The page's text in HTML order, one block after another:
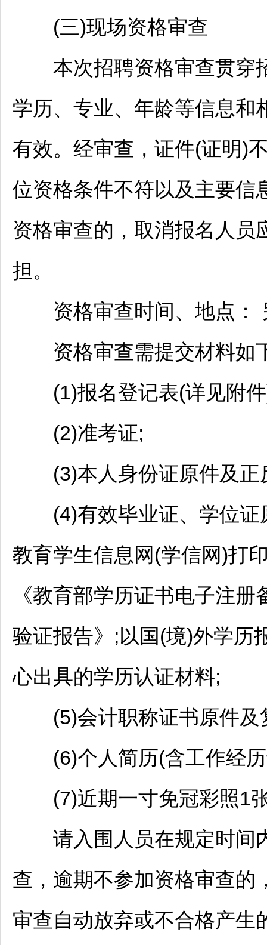
(三)现场资格审查
本次招聘资格审查贯穿
学历、专业、年龄等信息和
有效。经审查，证件(证明)
位资格条件不符以及主要信
资格审查的，取消报名人员
担。
资格审查时间、地点：
资格审查需提交材料如
(1)报名登记表(详见附
(2)准考证;
(3)本人身份证原件及正
(4)有效毕业证、学位证
教育学生信息网(学信网)打
《教育部学历证书电子注
验证报告》;以国(境)外学历
心出具的学历认证材料;
(5)会计职称证书原件及
(6)个人简历(含工作经历
(7)近期一寸免冠彩照1
请入围人员在规定时间
查，逾期不参加资格审查的
审查自动放弃或不合格产生